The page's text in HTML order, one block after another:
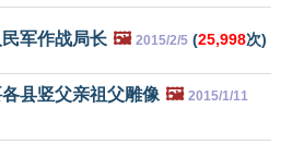
军作战局长 🖼️ 2015/2/5 (25,998次)
县竖父亲祖父雕像 🖼️ 2015/1/11